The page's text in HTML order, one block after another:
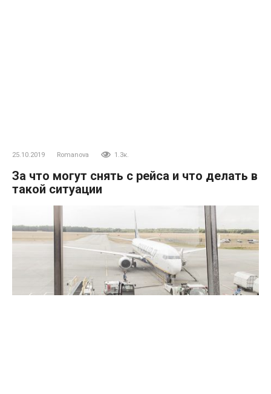
25.10.2019 Romanova 1.3к.
За что могут снять с рейса и что делать в
такой ситуации